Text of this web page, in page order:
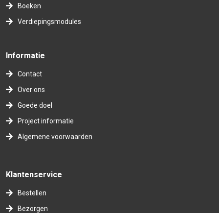
Boeken
Verdiepingsmodules
Informatie
Contact
Over ons
Goede doel
Project informatie
Algemene voorwaarden
Klantenservice
Bestellen
Bezorgen